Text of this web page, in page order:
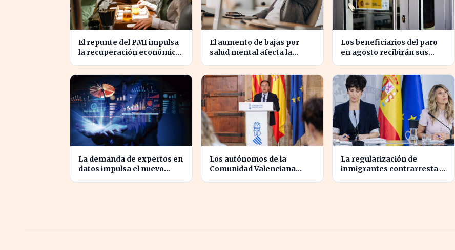
El repunte del PMI impulsa
la recuperación económica
El aumento de bajas por
salud mental afecta la
Los beneficiarios del paro
en agosto recibirán sus
La demanda de expertos en
datos impulsa el nuevo
Los autónomos de la
Comunidad Valenciana
La regularización de
inmigrantes contrarresta la